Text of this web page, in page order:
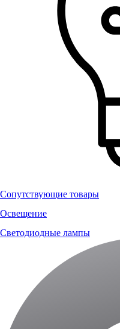
Сопутствующие товары
Освещение
Светодиодные лампы